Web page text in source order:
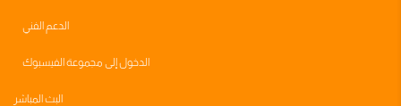
الدعم الفني
الدخول إلى مجموعة الفيسبوك
البث المباشر